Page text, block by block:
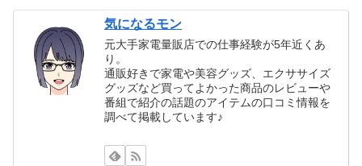
気になるモン
元大手家電量販店での仕事経験が5年近くあ
り。
通販好きで家電や美容グッズ、エクササイズ
グッズなど買ってよかった商品のレビューや
番組で紹介の話題のアイテムの口コミ情報を
調べて掲載しています♪